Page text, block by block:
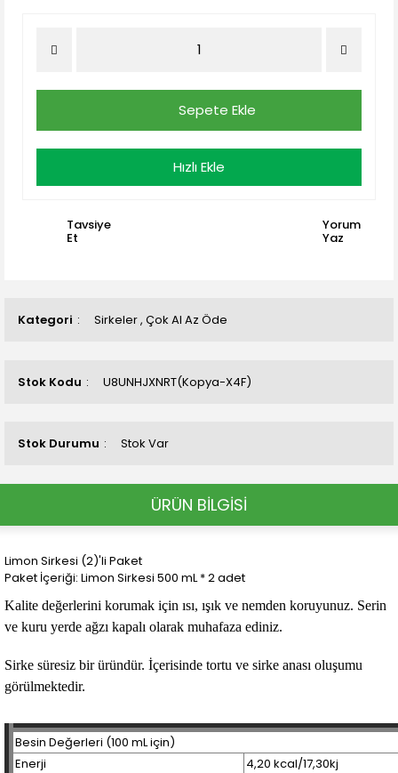
Kategori Sirkeler, Çok Al Az Öde
Stok Kodu U8UNHJXNRT(Kopya-X4F)
Stok Durumu Stok Var
Sepete Ekle
Hızlı Ekle
Tavsiye
Et
Yorum
Yaz
ÜRÜN BİLGİSİ
Limon Sirkesi (2)'li Paket
Paket İçeriği: Limon Sirkesi 500 mL * 2 adet
Kalite değerlerini korumak için ısı, ışık ve nemden koruyunuz. Serin
ve kuru yerde ağzı kapalı olarak muhafaza ediniz.
Sirke süresiz bir üründür. İçerisinde tortu ve sirke anası oluşumu
görülmektedir.
Besin Değerleri (100 mL için)
Enerji
4,20 kcal/17,30kj